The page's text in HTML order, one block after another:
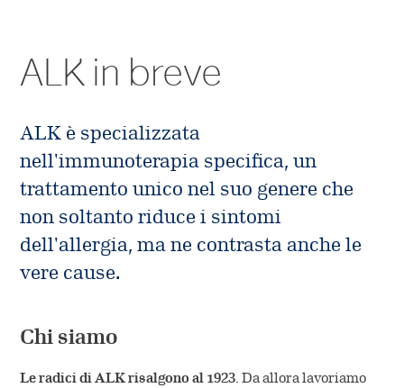
Produzione
La storia
Valori
Stampa
ALK in breve
ALK è specializzata
nell'immunoterapia specifica, un
trattamento unico nel suo genere che
non soltanto riduce i sintomi
dell'allergia, ma ne contrasta anche le
vere cause.
Chi siamo
Le radici di ALK risalgono al 1923. Da allora lavoriamo